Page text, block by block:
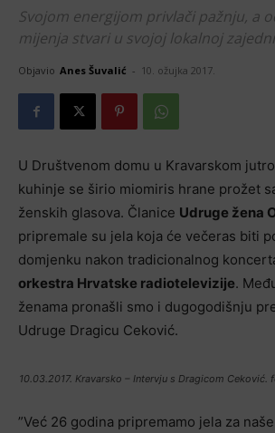
Svojom energijom privlači pažnju, a
mijenja stvari u svojoj lokalnoj
Objavio Anes Šuvalić - 10. ožujka 2017.
U Društvenom domu u Kravarskom
kuhinje se širio miomiris hrane prožet
ženskih glasova. Članice Udruge žena
pripremale su jela koja će večeras biti
domjenku nakon tradicionalnog
orkestra Hrvatske radiotelevizije.
ženama pronašli smo i dugogodišnju
Udruge Dragicu Ceković.
10.03.2017. Kravarsko – Intervju s Dragicom Ceković.
”Već 26 godina pripremamo jela za